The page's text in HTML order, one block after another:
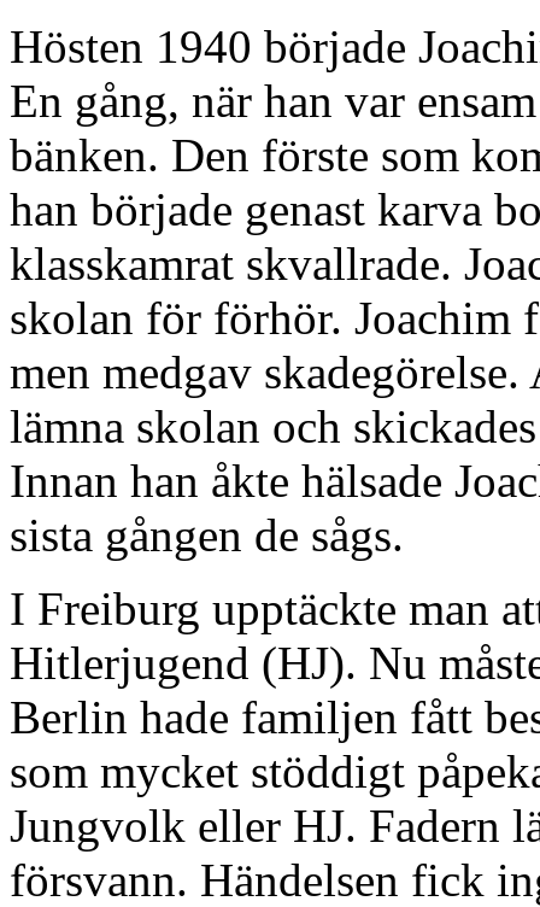
Hösten 1940 började
En gång, när han var
bänken. Den förste som
han började genast karva
klasskamrat skvallrade.
skolan för förhör. Joachim
men medgav
lämna skolan och
Innan han åkte hälsade
sista gången de sågs.
I Freiburg upptäckte man
Hitlerjugend (HJ). Nu
Berlin hade familjen fått
som mycket stöddigt
Jungvolk eller HJ. Fadern
försvann. Händelsen fick